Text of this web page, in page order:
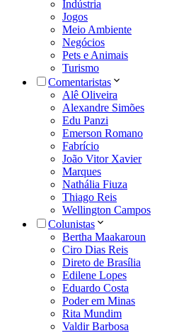
Indústria
Jogos
Meio Ambiente
Negócios
Pets e Animais
Turismo
Comentaristas
Alê Oliveira
Alexandre Simões
Edu Panzi
Emerson Romano
Fabrício
João Vitor Xavier
Marques
Nathália Fiuza
Thiago Reis
Wellington Campos
Colunistas
Bertha Maakaroun
Ciro Dias Reis
Direto de Brasília
Edilene Lopes
Eduardo Costa
Poder em Minas
Rita Mundim
Valdir Barbosa